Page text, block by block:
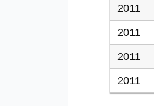
2011
2011
2011
2011